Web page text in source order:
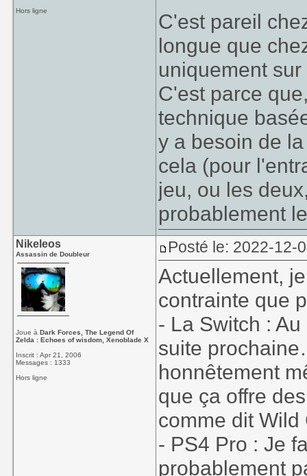
Hors ligne
C'est pareil
longue que
uniquement
C'est parce
technique
y a besoin de
cela (pour
jeu, ou les
probablement
Nikeleos
Assassin de Doubleur
Joue àDark Forces, The Legend Of
Zelda : Echoes of wisdom, Xenoblade X
Inscrit : Apr 21, 2006
Messages : 1333
Hors ligne
Posté le: 2022-12-
Actuellement,
contrainte que
- La Switch :
suite
honnêtement
que ça offre
comme dit Wild
- PS4 Pro : Je
probablement